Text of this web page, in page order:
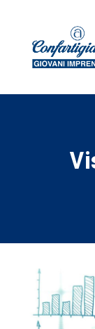
Dove siamo
Ricerca